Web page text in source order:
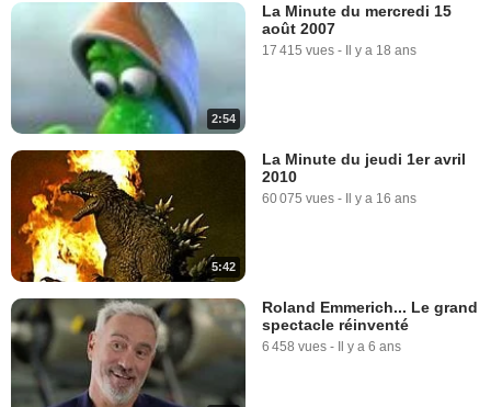
2:54
La Minute du mercredi 15
août 2007
17 415 vues - Il y a 18 ans
5:42
La Minute du jeudi 1er avril
2010
60 075 vues - Il y a 16 ans
Roland Emmerich... Le grand
spectacle réinventé
6 458 vues - Il y a 6 ans